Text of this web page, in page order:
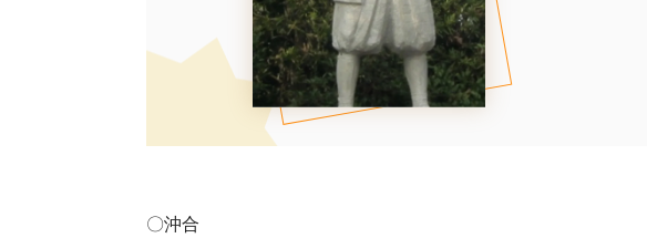
〇沖合